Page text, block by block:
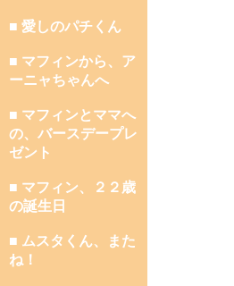
■ 愛しのパチくん
■ マフィンから、ア
ーニャちゃんへ
■ マフィンとママへ
の、バースデープレ
ゼント
■ マフィン、２２歳
の誕生日
■ ムスタくん、また
ね！